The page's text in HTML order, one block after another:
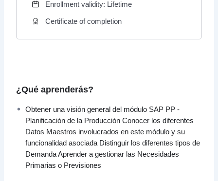
Enrollment validity: Lifetime
Certificate of completion
¿Qué aprenderás?
Obtener una visión general del módulo SAP PP -
Planificación de la Producción Conocer los diferentes
Datos Maestros involucrados en este módulo y su
funcionalidad asociada Distinguir los diferentes tipos de
Demanda Aprender a gestionar las Necesidades
Primarias o Previsiones